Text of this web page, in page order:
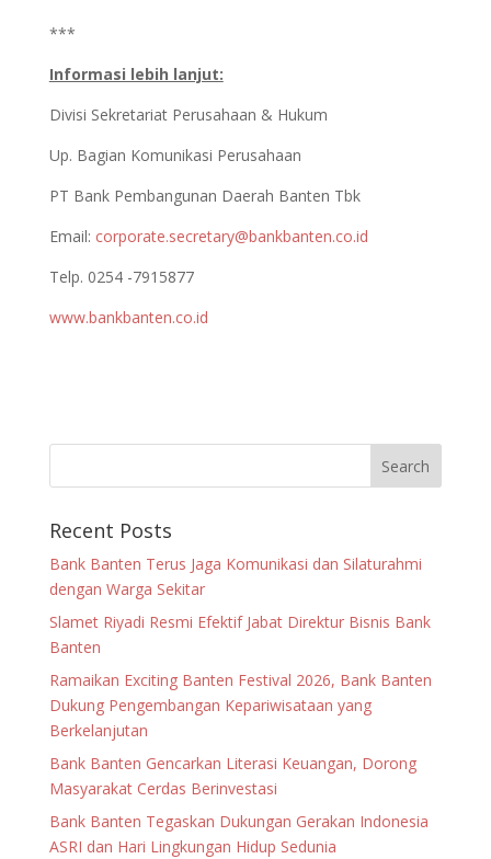
***
Informasi lebih lanjut:
Divisi Sekretariat Perusahaan & Hukum
Up. Bagian Komunikasi Perusahaan
PT Bank Pembangunan Daerah Banten Tbk
Email: corporate.secretary@bankbanten.co.id
Telp. 0254 -7915877
www.bankbanten.co.id
Recent Posts
Bank Banten Terus Jaga Komunikasi dan Silaturahmi
dengan Warga Sekitar
Slamet Riyadi Resmi Efektif Jabat Direktur Bisnis Bank
Banten
Ramaikan Exciting Banten Festival 2026, Bank Banten
Dukung Pengembangan Kepariwisataan yang
Berkelanjutan
Bank Banten Gencarkan Literasi Keuangan, Dorong
Masyarakat Cerdas Berinvestasi
Bank Banten Tegaskan Dukungan Gerakan Indonesia
ASRI dan Hari Lingkungan Hidup Sedunia